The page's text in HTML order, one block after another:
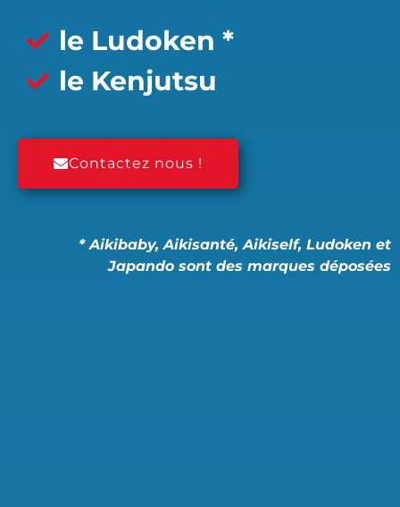
le Ludoken *
le Kenjutsu
Contactez nous !
* Aikibaby, Aikisanté, Aikiself, Ludoken et
Japando sont des marques déposées